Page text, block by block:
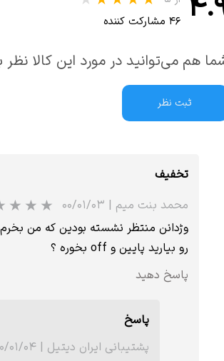
۴۶ مشارکت کننده
هم می‌توانید در مورد این کالا
ثبت نظر
تخفیف
محمد بنت میم | ۰۰/۰۱/۰۳
وژدانن منتظر نشسته بودین که من
رو بیارید پایین و off بخوره ؟
پاسخ دهید
پاسخ
پشتیبانی ایران دیتیل | ۰۰/۰۱/